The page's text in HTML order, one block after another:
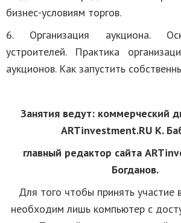
бизнес-условиям торгов.
6. Организация аукциона.
устроителей. Практика
аукционов. Как запустить
Занятия ведут: коммерческий
ARTinvestment.RU К.
главный редактор сайта
Богданов.
Для того чтобы принять участие
необходим лишь компьютер с